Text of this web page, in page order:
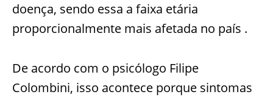
doença, sendo essa a faixa etária
proporcionalmente mais afetada no país .
De acordo com o psicólogo Filipe
Colombini, isso acontece porque sintomas